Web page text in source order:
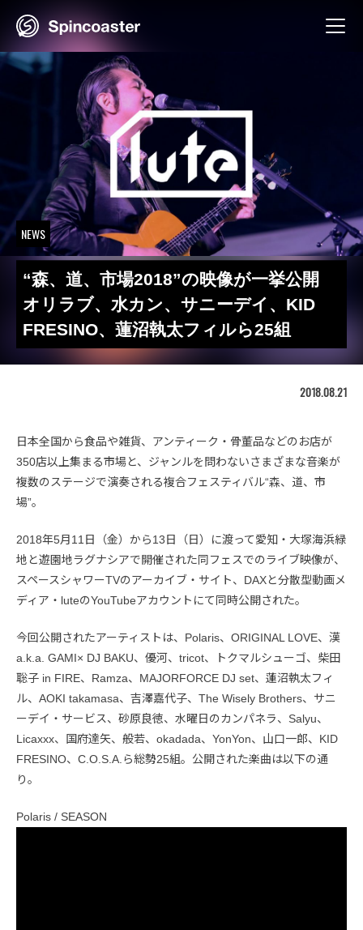
NEWS
“森、道、市場2018”の映像が一挙公開
オリラブ、水カン、サニーデイ、KID
FRESINO、蓮沼執太フィルら25組
2018.08.21
日本全国から食品や雑貨、アンティーク・骨董品などのお店が
350店以上集まる市場と、ジャンルを問わないさまざまな音楽が
複数のステージで演奏される複合フェスティバル“森、道、市
場”。
2018年5月11日（金）から13日（日）に渡って愛知・大塚海浜緑
地と遊園地ラグナシアで開催された同フェスでのライブ映像が、
スペースシャワーTVのアーカイブ・サイト、DAXと分散型動画メ
ディア・luteのYouTubeアカウントにて同時公開された。
今回公開されたアーティストは、Polaris、ORIGINAL LOVE、漢
a.k.a. GAMI× DJ BAKU、優河、tricot、トクマルシューゴ、柴田
聡子 in FIRE、Ramza、MAJORFORCE DJ set、蓮沼執太フィ
ル、AOKI takamasa、吉澤嘉代子、The Wisely Brothers、サニ
ーデイ・サービス、砂原良徳、水曜日のカンパネラ、Salyu、
Licaxxx、国府達矢、般若、okadada、YonYon、山口一郎、KID
FRESINO、C.O.S.A.ら総勢25組。公開された楽曲は以下の通
り。
Polaris / SEASON